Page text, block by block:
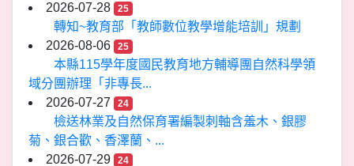
2026-07-28
25
轉知~教育部「教師數位教學增能培訓」規劃
2026-08-06
25
本縣115學年度國民教育地方輔導團自然科學領
域分團辦理「非專長...
2026-07-27
24
檢送林業及自然保育署編製刺軸含羞木、銀膠
菊、銀合歡、香澤蘭、...
2026-07-29
24